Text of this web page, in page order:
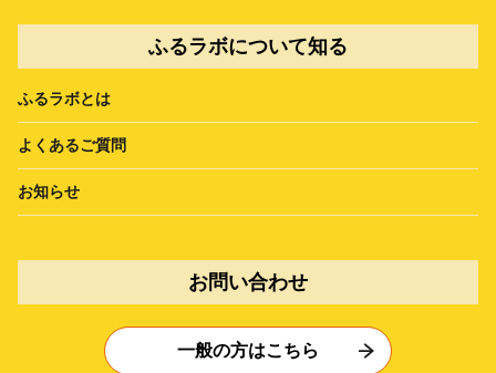
ふるラボについて知る
ふるラボとは
よくあるご質問
お知らせ
お問い合わせ
一般の方はこちら